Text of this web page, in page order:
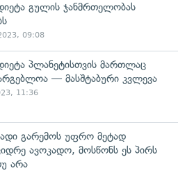
გულის ჯანმრთელობას
09:08
პლანეტისთვის მართლაც
— მასშტაბური კვლევა
11:36
გარემოს უფრო მეტად
ავოკადო, მოსწონს ეს პირს
არა